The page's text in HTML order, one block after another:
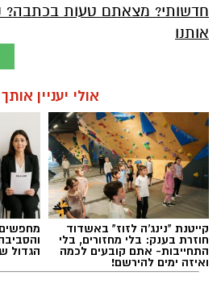
חדשותי? מצאתם טעות
אותנו
אולי יעניין
קייטנת "נינג'ה לזוז" באשדוד
חוזרת בענק: בלי מחזורים, בלי
התחייבות- אתם קובעים לכמה
ואיזה ימים להירשם!
הגדול